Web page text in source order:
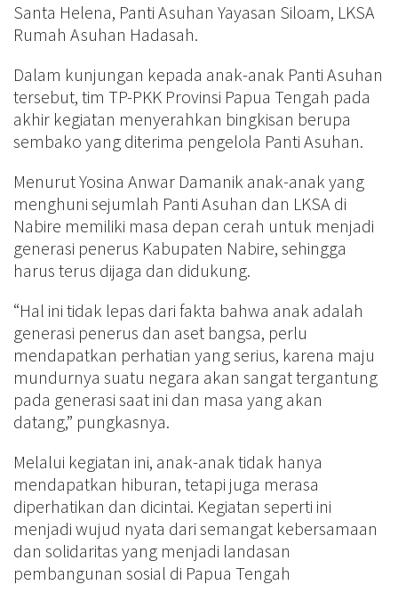
Santa Helena, Panti Asuhan Yayasan Siloam, LKSA
Rumah Asuhan Hadasah.
Dalam kunjungan kepada anak-anak Panti Asuhan
tersebut, tim TP-PKK Provinsi Papua Tengah pada
akhir kegiatan menyerahkan bingkisan berupa
sembako yang diterima pengelola Panti Asuhan.
Menurut Yosina Anwar Damanik anak-anak yang
menghuni sejumlah Panti Asuhan dan LKSA di
Nabire memiliki masa depan cerah untuk menjadi
generasi penerus Kabupaten Nabire, sehingga
harus terus dijaga dan didukung.
“Hal ini tidak lepas dari fakta bahwa anak adalah
generasi penerus dan aset bangsa, perlu
mendapatkan perhatian yang serius, karena maju
mundurnya suatu negara akan sangat tergantung
pada generasi saat ini dan masa yang akan
datang,” pungkasnya.
Melalui kegiatan ini, anak-anak tidak hanya
mendapatkan hiburan, tetapi juga merasa
diperhatikan dan dicintai. Kegiatan seperti ini
menjadi wujud nyata dari semangat kebersamaan
dan solidaritas yang menjadi landasan
pembangunan sosial di Papua Tengah